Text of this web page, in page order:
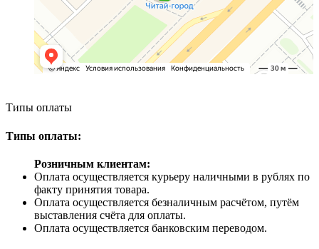
Типы оплаты
Типы оплаты:
Розничным клиентам:
Оплата осуществляется курьеру наличными в рублях по
факту принятия товара.
Оплата осуществляется безналичным расчётом, путём
выставления счёта для оплаты.
Оплата осуществляется банковским переводом.